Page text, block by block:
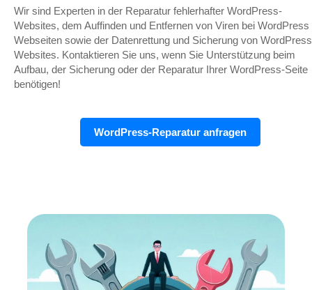
Wir sind Experten in der Reparatur fehlerhafter WordPress-
Websites, dem Auffinden und Entfernen von Viren bei WordPress
Webseiten sowie der Datenrettung und Sicherung von
Websites. Kontaktieren Sie uns, wenn Sie Unterstützung beim
Aufbau, der Sicherung oder der Reparatur Ihrer WordPress-Seite
benötigen!
WordPress-Reparatur anfragen